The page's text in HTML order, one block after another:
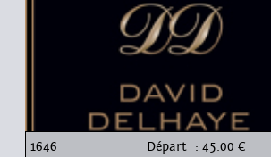
1646 Départ : 45.00 €